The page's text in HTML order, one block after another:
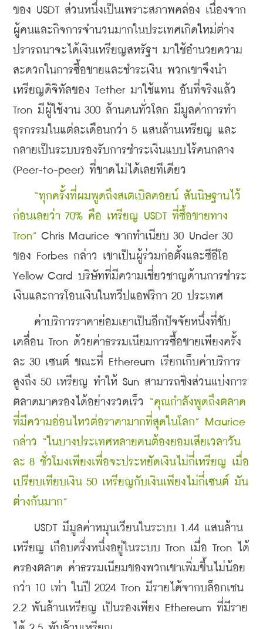
ของ USDT ส่วนหนึ่งเป็นเพราะสภาพคล่อง เนื่องจาก
ผู้คนและกิจการจำนวนมากในประเทศเกิดใหม่ต่าง
ปรารถนาจะได้เงินเหรียญสหรัฐฯ มาใช้อำนวยความ
สะดวกในการซื้อขายและชำระเงิน พวกเขาจึงนำ
เหรียญดิจิทัลของ Tether มาใช้แทน อันที่จริงแล้ว
Tron มีผู้ใช้งาน 300 ล้านคนทั่วโลก มีมูลค่าการทำ
ธุรกรรมในแต่ละเดือนกว่า 5 แสนล้านเหรียญ และ
กลายเป็นระบบรองรับการชำระเงินแบบไร้คนกลาง
(Peer-to-peer) ที่ขาดไม่ได้เลยทีเดียว
“ทุกครั้งที่ผมพูดถึงสเตเบิลคอยน์ สันนิษฐานไว้
ก่อนเลยว่า 70% คือ เหรียญ USDT ที่ซื้อขายทาง
Tron” Chris Maurice จากทำเนียบ 30 Under 30
ของ Forbes กล่าว เขาเป็นผู้ร่วมก่อตั้งและซีอีโอ
Yellow Card บริษัทที่มีความเชี่ยวชาญด้านการชำระ
เงินและการโอนเงินในทวีปแอฟริกา 20 ประเทศ
ค่าบริการราคาย่อมเยาเป็นอีกปัจจัยหนึ่งที่ขับ
เคลื่อน Tron ด้วยค่าธรรมเนียมการซื้อขายเพียงครั้ง
ละ 30 เซนต์ ขณะที่ Ethereum เรียกเก็บค่าบริการ
สูงถึง 50 เหรียญ ทำให้ Sun สามารถชิงส่วนแบ่งการ
ตลาดมาครองได้อย่างรวดเร็ว “คุณกำลังพูดถึงตลาด
ที่มีความอ่อนไหวต่อราคามากที่สุดในโลก” Maurice
กล่าว “ในบางประเทศหลายคนต้องยอมเสียเวลาวัน
ละ 8 ชั่วโมงเพียงเพื่อจะประหยัดเงินไม่กี่เหรียญ เมื่อ
เปรียบเทียบเงิน 50 เหรียญกับเงินเพียงไม่กี่เซนต์ มัน
ต่างกันมาก”
USDT มีมูลค่าหมุนเวียนในระบบ 1.44 แสนล้าน
เหรียญ เกือบครึ่งหนึ่งอยู่ในระบบ Tron เมื่อ Tron ได้
ครองตลาด ค่าธรรมเนียมของพวกเขาเพิ่มขึ้นไม่น้อย
กว่า 10 เท่า ในปี 2024 Tron มีรายได้จากบล็อกเชน
2.2 พันล้านเหรียญ เป็นรองเพียง Ethereum ที่มีราย